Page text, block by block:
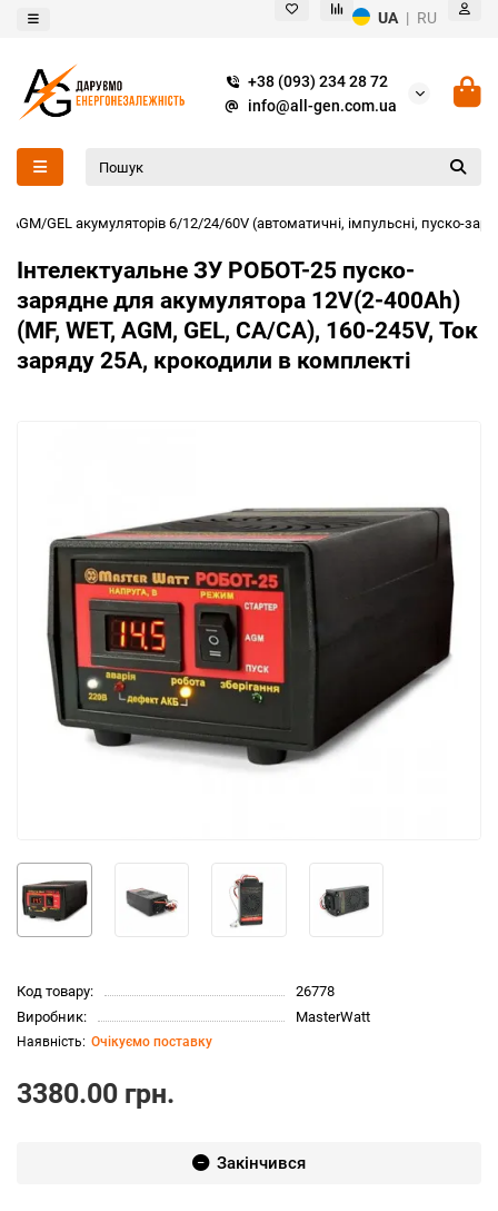
UA | RU
+38 (093) 234 28 72
info@all-gen.com.ua
GEL акумуляторів 6/12/24/60V (автоматичні, імпульсні, пуско-
Інтелектуальне ЗУ РОБОТ-25 пуско-
зарядне для акумулятора 12V(2-400Ah)
(MF, WET, AGM, GEL, CA/CA), 160-245V, Ток
заряду 25А, крокодили в комплекті
Код товару:
26778
Виробник:
MasterWatt
Очікуємо поставку
3380.00 грн.
Закінчився